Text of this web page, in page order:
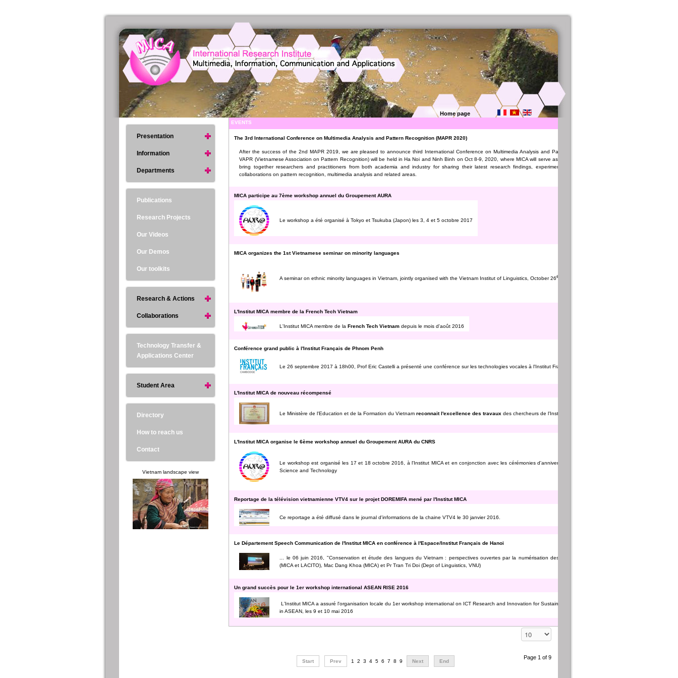
Home page
EVENTS
The 3rd International Conference on Multimedia Analysis and Pattern Recognition (MAPR 2020)
After the success of the 2nd MAPR 2019, we are pleased to announce third International Conference on Multimedia Analysis and Pattern Recognition (MAPR) supported by
VAPR (Vietnamese Association on Pattern Recognition) will be held in Ha Noi and Ninh Binh on Oct 8-9, 2020, where MICA will serve as a host. The aim of this conference is to
bring together researchers and practitioners from both academia and industry for sharing their latest research findings, experimental results and consolidating potential
collaborations on pattern recognition, multimedia analysis and related areas.
MICA participe au 7ème workshop annuel du Groupement AURA
Le workshop a été organisé à Tokyo et Tsukuba (Japon) les 3, 4 et 5 octobre 2017
MICA organizes the 1st Vietnamese seminar on minority languages
A seminar on ethnic minority languages in Vietnam, jointly organised with the Vietnam Institut of Linguistics, October 26th
L'Institut MICA membre de la French Tech Vietnam
L'Institut MICA membre de laFrench Tech Vietnamdepuis le mois d'août 2016
Conférence grand public à l'Institut Français de Phnom Penh
Le 26 septembre 2017 à 18h00, Prof Eric Castelli a présenté une conférence sur les technologies vocales à l'Institut Français de Phnom Penh, Cambodge
L'Institut MICA de nouveau récompensé
Le Ministère de l'Education et de la Formation du Vietnam reconnait l'excellence des travaux des chercheurs de l'Institut MICA
L'Institut MICA organise le 6ème workshop annuel du Groupement AURA du CNRS
Le workshop est organisé les 17 et 18 octobre 2016, à l'Institut MICA et en conjonction avec les cérémonies d'anniversaire des 60 ans de Hanoi University of
Science and Technology
Reportage de la télévision vietnamienne VTV4 sur le projet DOREMIFA mené par l'Institut MICA
Ce reportage a été diffusé dans le journal d'informations de la chaine VTV4 le 30 janvier 2016.
Le Département Speech Communication de l'Institut MICA en conférence à l'Espace/Institut Français de Hanoi
... le 06 juin 2016, "Conservation et étude des langues du Vietnam : perspectives ouvertes par la numérisation des archives sonores", par Alexis Michaud
(MICA et LACITO), Mac Dang Khoa (MICA) et Pr Tran Tri Doi (Dept of Linguistics, VNU)
Un grand succès pour le 1er workshop international ASEAN RISE 2016
L'Institut MICA a assuré l'organisation locale du 1er workshop international on ICT Research and Innovation for Sustainable Economic and Social Development
in ASEAN, les 9 et 10 mai 2016
Display #
Page 1 of 9
Start Prev 1 2 3 4 5 6 7 8 9 Next End
Presentation
Information
Departments
Publications
Research Projects
Our Videos
Our Demos
Our toolkits
Research & Actions
Collaborations
Technology Transfer &
Applications Center
Student Area
Directory
How to reach us
Contact
Vietnam landscape view